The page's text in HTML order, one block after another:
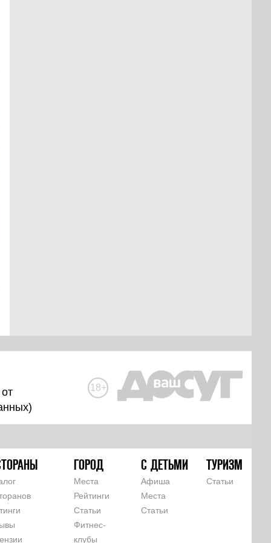
)
18+
ГОРОД
Места
Рейтинги
Статьи
Фитнес-
клубы
С ДЕТЬМИ
Афиша
Места
Статьи
ТУРИЗМ
Статьи